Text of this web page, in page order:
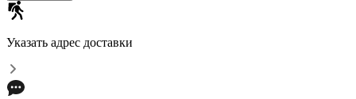
Указать адрес доставки